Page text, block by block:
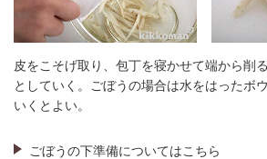
皮をこそげ取り、包丁を寝かせて端から削
としていく。ごぼうの場合は水をはったボ
いくとよい。
ごぼうの下準備についてはこちら